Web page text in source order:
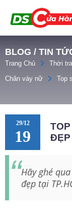
BLOG / TIN
Trang Chủ Thời
Chân váy nữ
Top
29/12
19
ĐẸP
Hãy ghé
đẹp tại